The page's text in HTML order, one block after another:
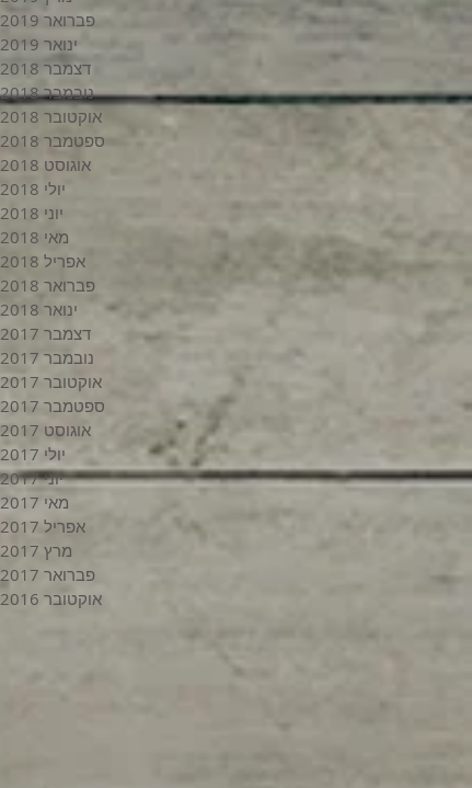
פברואר 2019
ינואר 2019
דצמבר 2018
נובמבר 2018
אוקטובר 2018
ספטמבר 2018
אוגוסט 2018
יולי 2018
יוני 2018
מאי 2018
אפריל 2018
פברואר 2018
ינואר 2018
דצמבר 2017
נובמבר 2017
אוקטובר 2017
ספטמבר 2017
אוגוסט 2017
יולי 2017
יוני 2017
מאי 2017
אפריל 2017
מרץ 2017
פברואר 2017
אוקטובר 2016